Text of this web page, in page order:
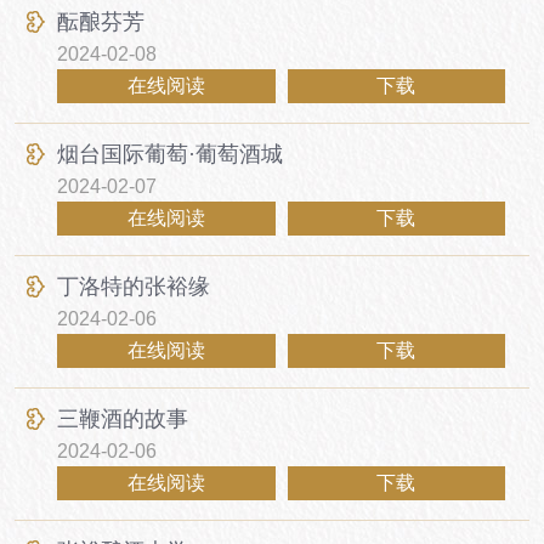
酝酿芬芳
2024-02-08
在线阅读
下载
烟台国际葡萄·葡萄酒城
2024-02-07
在线阅读
下载
丁洛特的张裕缘
2024-02-06
在线阅读
下载
三鞭酒的故事
2024-02-06
在线阅读
下载